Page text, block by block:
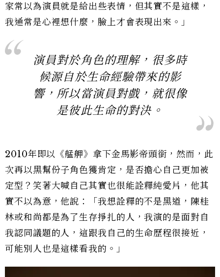
家常以為演員就是給出些表情，但其實不是這樣，
我通常是心裡想什麼，臉上才會表現出來。」
演員對於角色的理解，很多時
候源自於生命經驗帶來的影
響，所以當演員對戲，就很像
是彼此生命的對決。
2010年即以《艋舺》拿下金馬影帝頭銜，然而，此
次再以黑幫份子角色獲肯定，是否擔心自己更加被
定型？笑著大喊自己其實也很能詮釋純愛片，他其
實不以為意，他說：「我想詮釋的不是黑道，陳桂
林或和尚都是為了生存掙扎的人，我演的是面對自
我認同議題的人，這跟我自己的生命歷程很接近，
可能別人也是這樣看我的。」